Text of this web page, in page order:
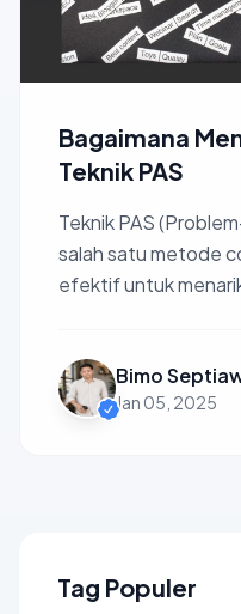
Bagaimana
Teknik PAS
Teknik PAS
salah satu metode
efektif untuk
Bimo
Jan 05, 2025
Tag Populer